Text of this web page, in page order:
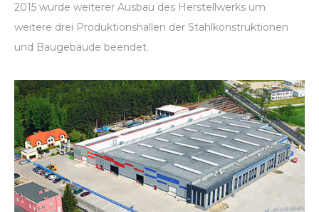
2015 wurde weiterer Ausbau des Herstellwerks um
weitere drei Produktionshallen der Stahlkonstruktionen
und Baugebäude beendet.